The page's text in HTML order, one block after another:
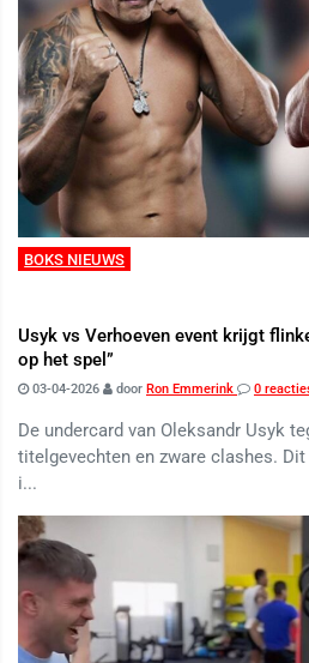
BOKS NIEUWS
Usyk vs Verhoeven event krijgt
op het spel”
03-04-2026 door Ron Emmerink 0
De undercard van Oleksandr Usyk
titelgevechten en zware clashes.
i...